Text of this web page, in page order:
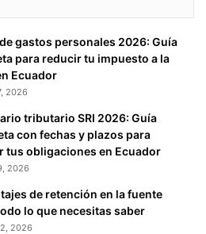
gastos personales 2026: Guía
para reducir tu impuesto a la
Ecuador
2026
tributario SRI 2026: Guía
con fechas y plazos para
tus obligaciones en Ecuador
2026
de retención en la fuente
lo que necesitas saber
2026